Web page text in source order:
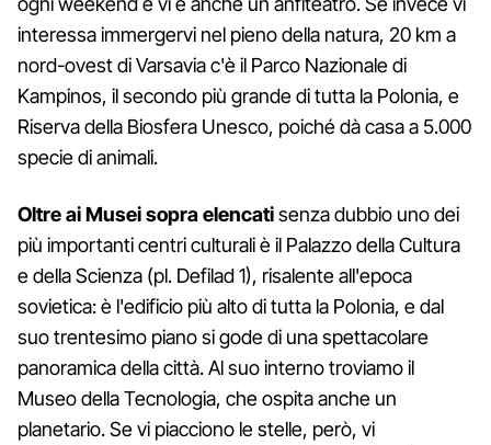
interessa immergervi nel pieno della natura, 20 km a
nord-ovest di Varsavia c'è il Parco Nazionale di
Kampinos, il secondo più grande di tutta la Polonia, e
Riserva della Biosfera Unesco, poiché dà casa a 5.000
specie di animali.
Oltre ai Musei sopra elencatisenza dubbio uno dei
più importanti centri culturali è il Palazzo della Cultura
e della Scienza (pl. Defilad 1), risalente all'epoca
sovietica: è l'edificio più alto di tutta la Polonia, e dal
suo trentesimo piano si gode di una spettacolare
panoramica della città. Al suo interno troviamo il
Museo della Tecnologia, che ospita anche un
planetario. Se vi piacciono le stelle, però, vi